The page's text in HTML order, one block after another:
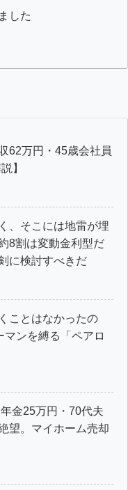
した
62万円・45歳会社員
】
、そこには地雷が埋
8割は変動金利型だ
に検討すべきだ
ことはなかったの
ンを縛る「ペアロ
金25万円・70代夫
望。マイホーム売却